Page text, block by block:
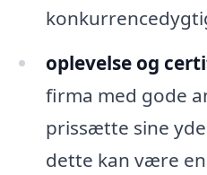
oplevelse og
firma med gode
prissætte sine
dette kan være